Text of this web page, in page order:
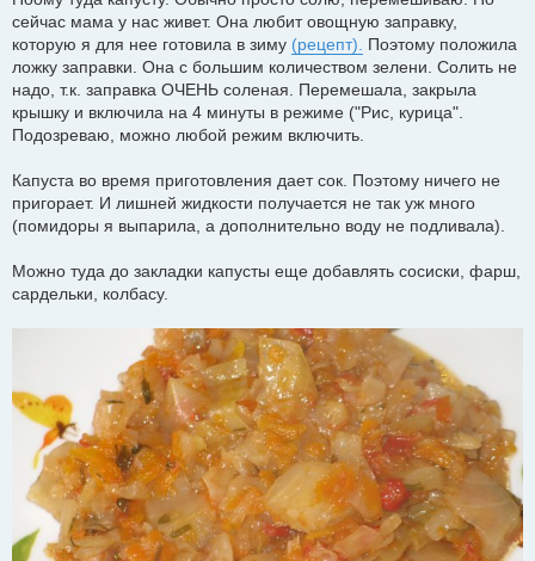
сейчас мама у нас живет. Она любит овощную заправку,
которую я для нее готовила в зиму (рецепт).
Поэтому положила
ложку заправки. Она с большим количеством зелени. Солить не
надо, т.к. заправка ОЧЕНЬ соленая. Перемешала, закрыла
крышку и включила на 4 минуты в режиме ("Рис, курица".
Подозреваю, можно любой режим включить.
Капуста во время приготовления дает сок. Поэтому ничего не
пригорает. И лишней жидкости получается не так уж много
(помидоры я выпарила, а дополнительно воду не подливала).
Можно туда до закладки капусты еще добавлять сосиски, фарш,
сардельки, колбасу.